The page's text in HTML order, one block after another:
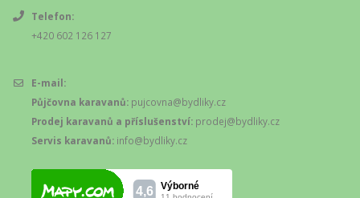
Telefon:
+420 602 126 127
E-mail:
Půjčovna karavanů: pujcovna@bydliky.cz
Prodej karavanů a příslušenství: prodej@bydliky.cz
Servis karavanů: info@bydliky.cz